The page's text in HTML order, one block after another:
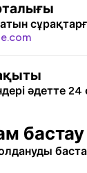
әдетте 24
бастау